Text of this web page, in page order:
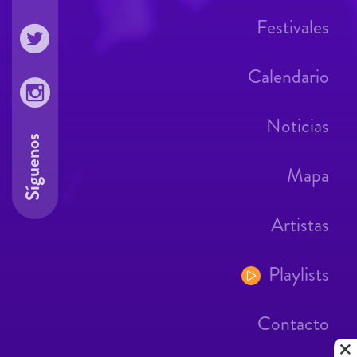
Festivales
Calendario
Noticias
Mapa
Artistas
Playlists
Contacto
Síguenos